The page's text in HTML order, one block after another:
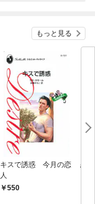
もっと見る
キスで誘惑 今月の恋
人
550
恋